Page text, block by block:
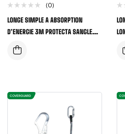
(0)
LONGE SIMPLE A ABSORPTION
D’ENERGIE 3M PROTECTA SANGLE
ELASTIQUE
COVERGUARD